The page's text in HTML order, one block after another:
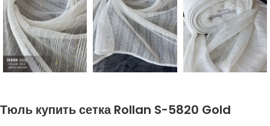
Тюль купить сетка Rollan S-5820 Gold